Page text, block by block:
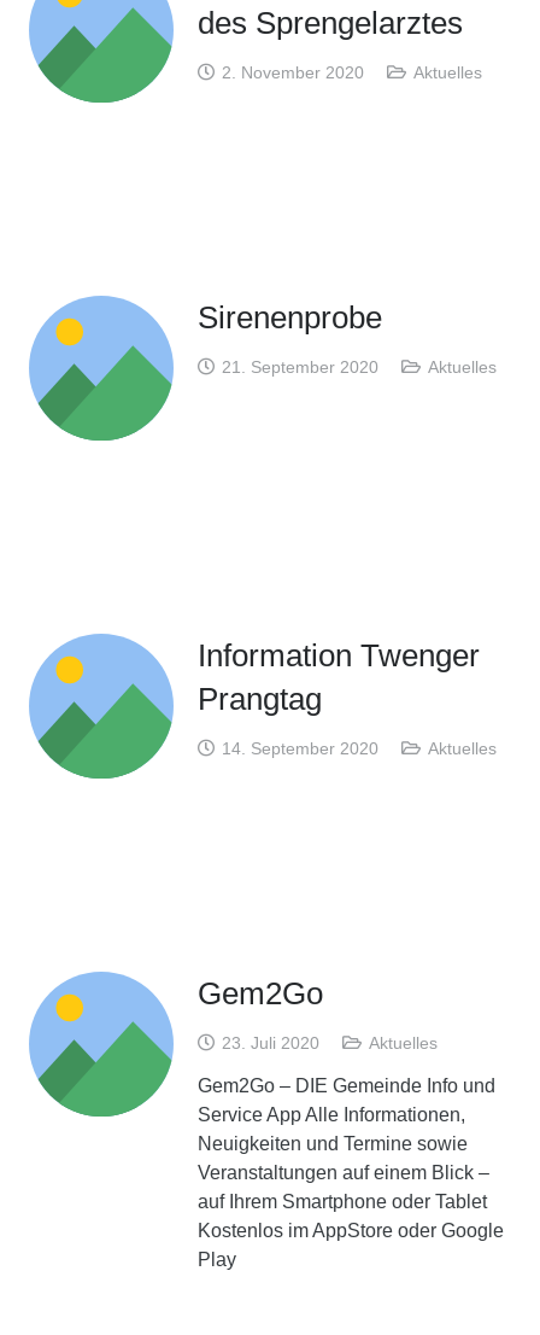
des Sprengelarztes
2. November 2020 Aktuelles
Sirenenprobe
21. September 2020 Aktuelles
Information Twenger
Prangtag
14. September 2020 Aktuelles
Gem2Go
23. Juli 2020 Aktuelles
Gem2Go – DIE Gemeinde Info und
Service App Alle Informationen,
Neuigkeiten und Termine sowie
Veranstaltungen auf einem Blick –
auf Ihrem Smartphone oder Tablet
Kostenlos im AppStore oder Google
Play